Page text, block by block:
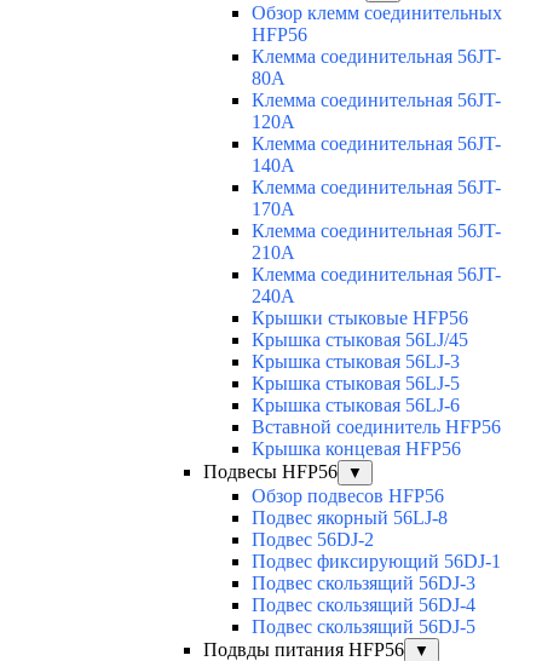
Обзор клемм соединительных
HFP56
Клемма соединительная 56JT-
80A
Клемма соединительная 56JT-
120A
Клемма соединительная 56JT-
140A
Клемма соединительная 56JT-
170A
Клемма соединительная 56JT-
210A
Клемма соединительная 56JT-
240A
Крышки стыковые HFP56
Крышка стыковая 56LJ/45
Крышка стыковая 56LJ-3
Крышка стыковая 56LJ-5
Крышка стыковая 56LJ-6
Вставной соединитель HFP56
Крышка концевая HFP56
Подвесы HFP56
▼
Обзор подвесов HFP56
Подвес якорный 56LJ-8
Подвес 56DJ-2
Подвес фиксирующий 56DJ-1
Подвес скользящий 56DJ-3
Подвес скользящий 56DJ-4
Подвес скользящий 56DJ-5
Подвды питания HFP56
▼